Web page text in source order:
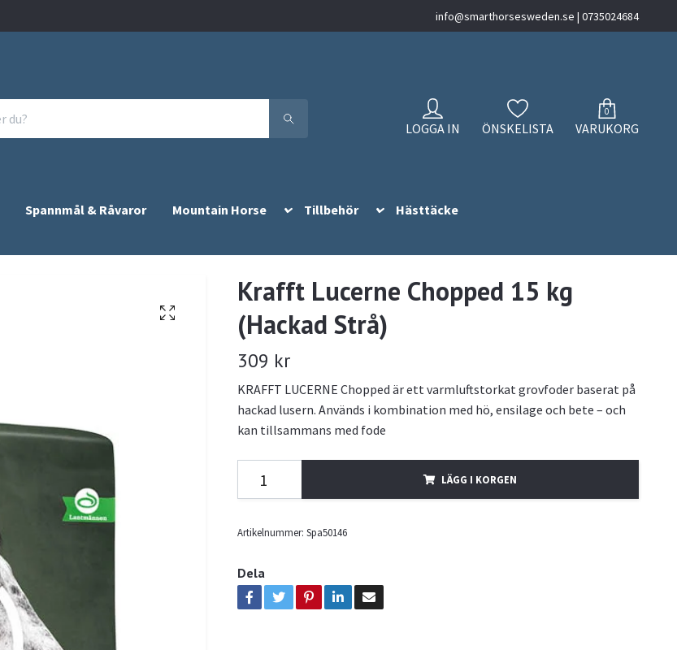
info@smarthorsesweden.se | 0735024684
LOGGA IN ÖNSKELISTA
0
VARUKORG
Spannmål & Råvaror Mountain Horse Tillbehör Hästtäcke
Krafft Lucerne Chopped 15 kg
(Hackad Strå)
309 kr
KRAFFT LUCERNE Chopped är ett varmluftstorkat grovfoder baserat på
hackad lusern. Används i kombination med hö, ensilage och bete – och
kan tillsammans med fode
LÄGG I KORGEN
Artikelnummer: Spa50146
Dela